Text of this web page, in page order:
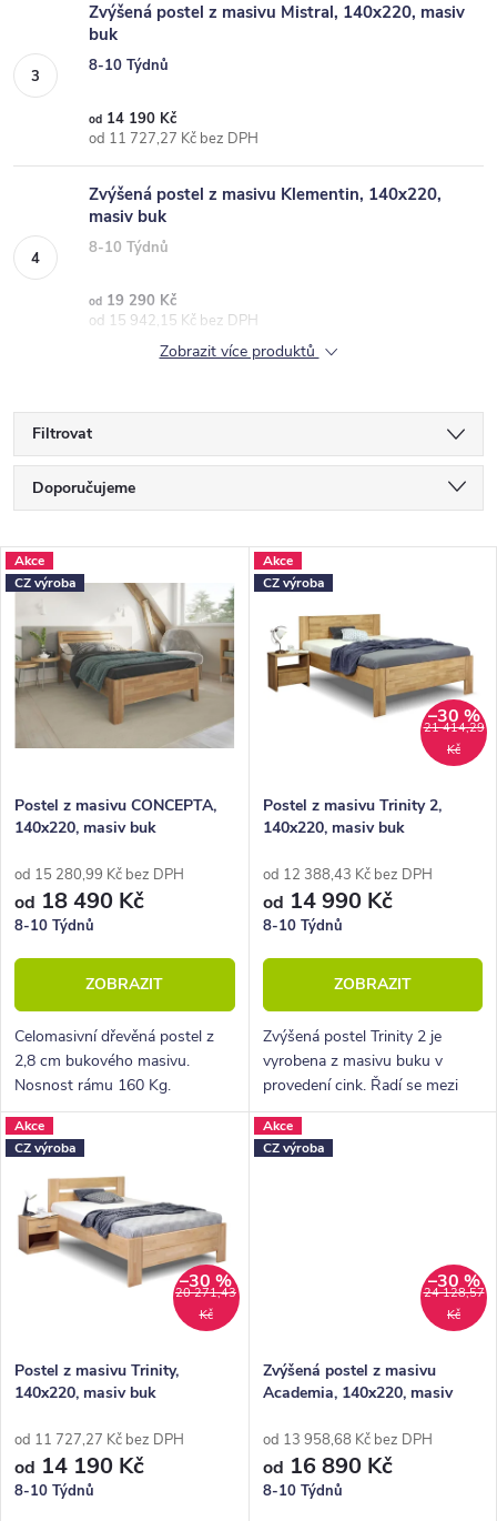
Zvýšená postel z masivu Mistral, 140x220, masiv
buk
8-10 Týdnů
od 14 190 Kč
od 11 727,27 Kč bez DPH
Zvýšená postel z masivu Klementin, 140x220,
masiv buk
8-10 Týdnů
od 19 290 Kč
od 15 942,15 Kč bez DPH
Zobrazit více produktů
Filtrovat
a
z
e
n
í
o
d
u
k
t
ů
Doporučujeme
Nejdražší
Nejprodávanější
Abecedně
V
ý
p
i
r
o
d
u
k
t
ů
Akce
CZ výroba
Postel z masivu CONCEPTA,
140x220, masiv buk
od 15 280,99 Kč bez DPH
od 18 490 Kč
8-10 Týdnů
ZOBRAZIT
Celomasivní dřevěná postel z
2,8 cm bukového masivu.
Nosnost rámu 160 Kg.
Povrchová úprava voskem
nebo lakem.
Akce
CZ výroba
21 414,29
Kč
–30 %
Postel z masivu Trinity 2,
140x220, masiv buk
od 12 388,43 Kč bez DPH
od 14 990 Kč
8-10 Týdnů
ZOBRAZIT
Zvýšená postel Trinity 2 je
vyrobena z masivu buku v
provedení cink. Řadí se mezi
kvalitní české výrobky
nábytkové řady HappyBed. U
postele Trinity 2 oceníte
Akce
CZ výroba
20 271,43
Kč
–30 %
Postel z masivu Trinity,
140x220, masiv buk
od 11 727,27 Kč bez DPH
od 14 190 Kč
8-10 Týdnů
Akce
CZ výroba
24 128,57
Kč
–30 %
Zvýšená postel z masivu
Academia, 140x220, masiv
od 13 958,68 Kč bez DPH
od 16 890 Kč
8-10 Týdnů